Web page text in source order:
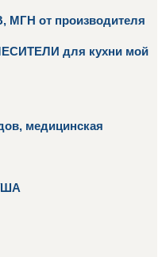
от производителя
для кухни мой
медицинская